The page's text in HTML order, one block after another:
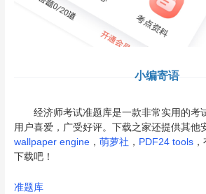
小编寄语
经济师考试准题库是一款非常实用的考
用户喜爱，广受好评。下载之家还提供其他
wallpaper engine， 萌萝社 ， PDF24 tools，
下载吧！
准题库